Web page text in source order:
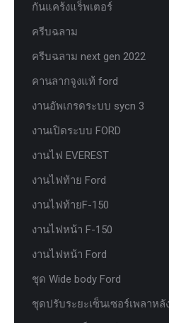
กันแคร้งแร็พเตอร์
ครีบฉลาม
ครีบฉลาม next gen 2022
คานลากจูงแท้ ford
งานอัพเกรดระบบ sycn 3
งานเปิดระบบ FORD
งานไฟ EVEREST
งานไฟท้าย Ford
งานไฟท้ายF-150
งานไฟหน้า F-150
งานไฟหน้า Ford
ชุด Wide body Ford
ชุดปรับระยะเซ็นเซอร์เพลาหลั